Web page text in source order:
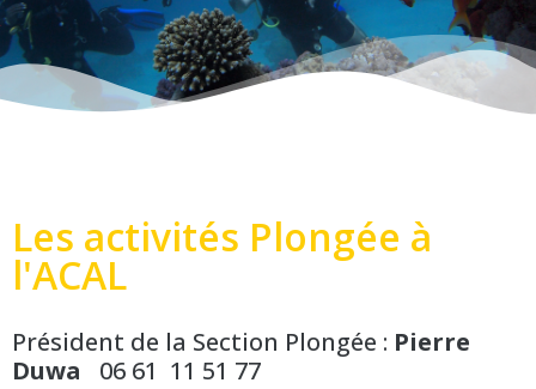
Les activités Plongée à
l'ACAL
Président de la Section Plongée : Pierre
Duwa
06 61 11 51 77